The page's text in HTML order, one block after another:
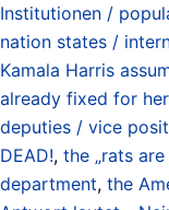
Institutionen /
nation states /
Kamala Harris
already fixed for
deputies / vice
DEAD!, the „rats
department, the